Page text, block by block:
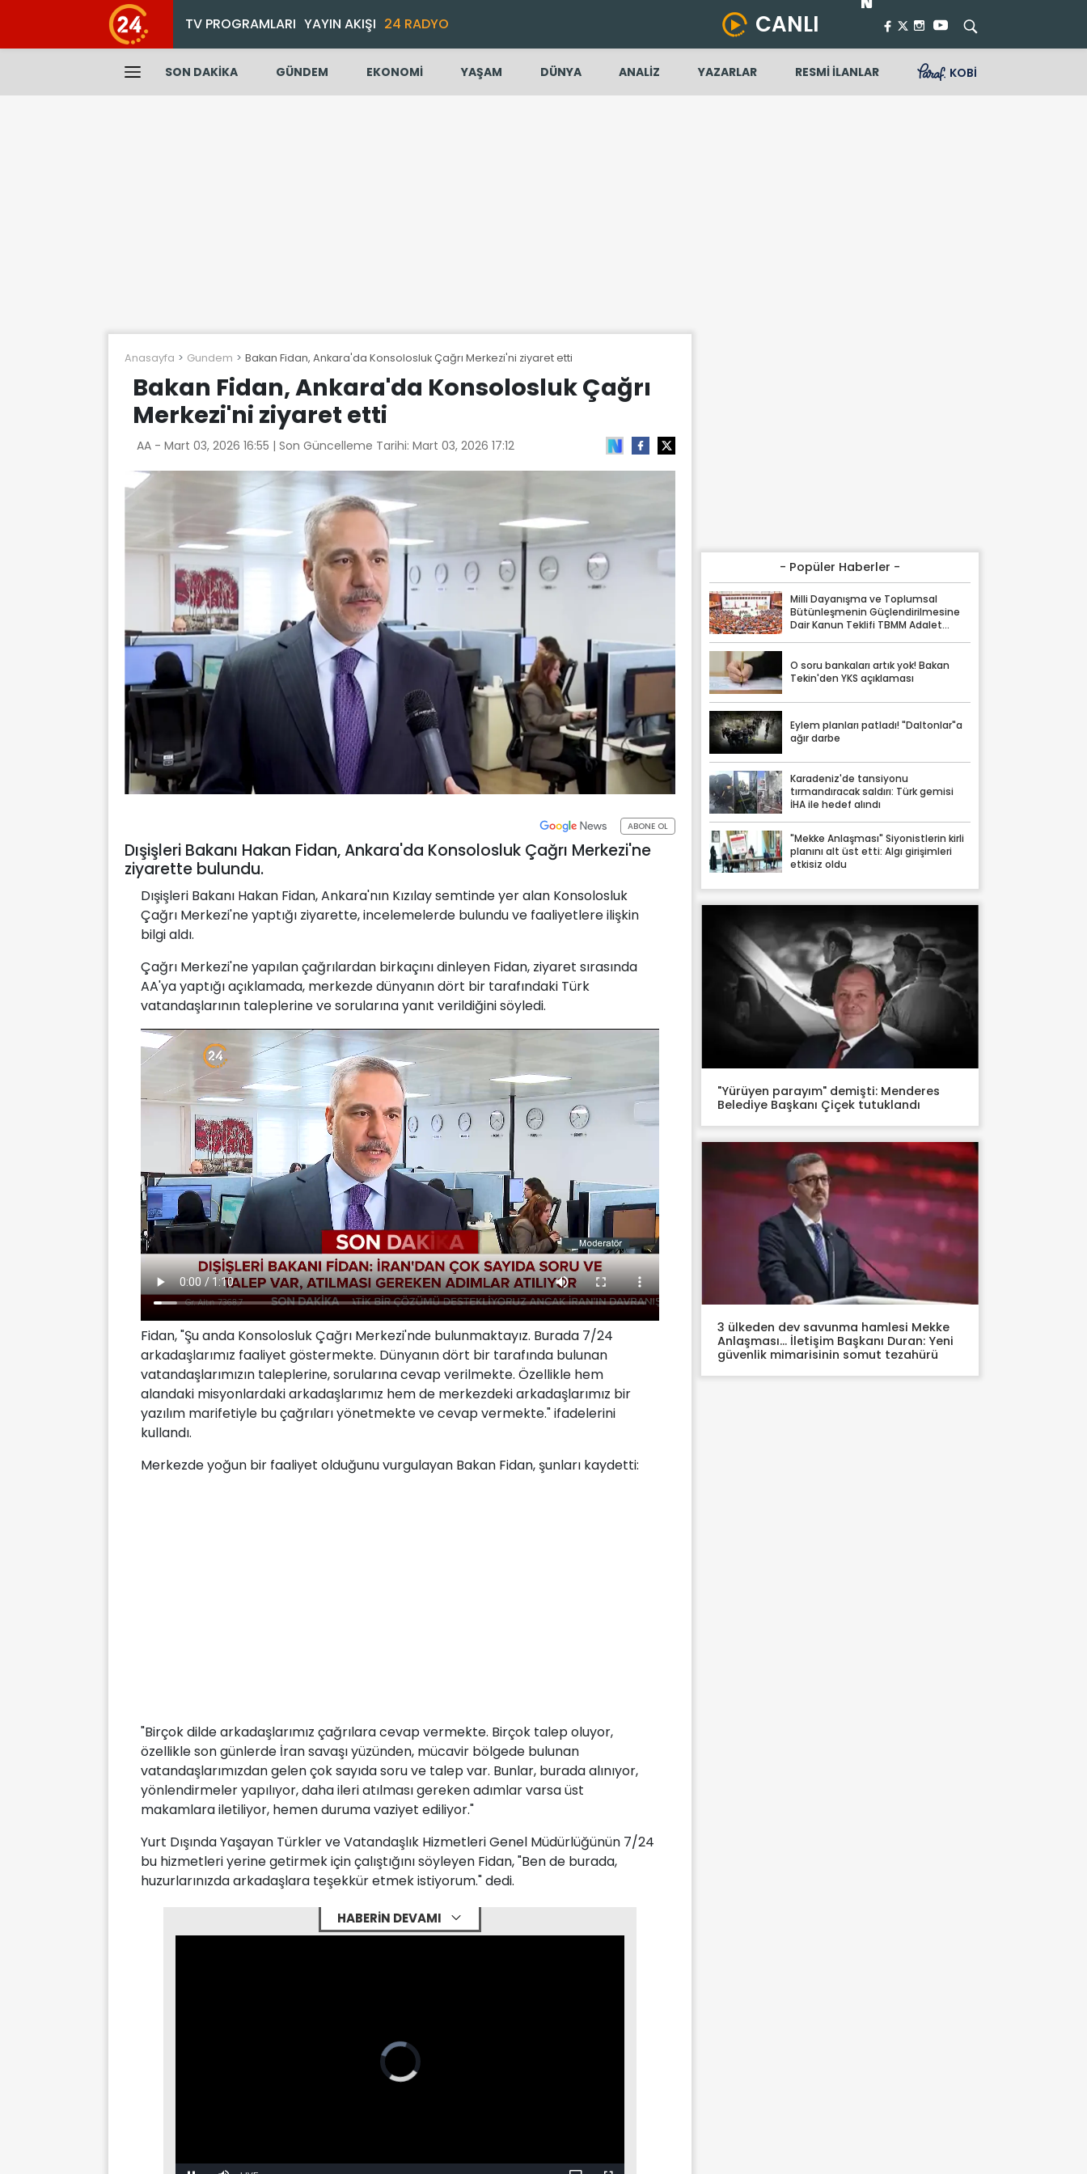
TV PROGRAMLARI YAYIN AKIŞI 24 RADYO CANLI
SON DAKİKA GÜNDEM EKONOMİ YAŞAM DÜNYA ANALİZ YAZARLAR RESMİ İLANLAR KOBİ
Anasayfa Gundem Bakan Fidan, Ankara'da Konsolosluk Çağrı Merkezi'ni ziyaret etti
Bakan Fidan, Ankara'da Konsolosluk Çağrı
Merkezi'ni ziyaret etti
AA - Mart 03, 2026 16:55 | Son Güncelleme Tarihi: Mart 03, 2026 17:12
ABONE OL
Dışişleri Bakanı Hakan Fidan, Ankara'da Konsolosluk Çağrı Merkezi'ne
ziyarette bulundu.
Dışişleri Bakanı Hakan Fidan, Ankara'nın Kızılay semtinde yer alan Konsolosluk
Çağrı Merkezi'ne yaptığı ziyarette, incelemelerde bulundu ve faaliyetlere ilişkin
bilgi aldı.
Çağrı Merkezi'ne yapılan çağrılardan birkaçını dinleyen Fidan, ziyaret sırasında
AA'ya yaptığı açıklamada, merkezde dünyanın dört bir tarafındaki Türk
vatandaşlarının taleplerine ve sorularına yanıt verildiğini söyledi.
Fidan, "Şu anda Konsolosluk Çağrı Merkezi'nde bulunmaktayız. Burada 7/24
arkadaşlarımız faaliyet göstermekte. Dünyanın dört bir tarafında bulunan
vatandaşlarımızın taleplerine, sorularına cevap verilmekte. Özellikle hem
alandaki misyonlardaki arkadaşlarımız hem de merkezdeki arkadaşlarımız bir
yazılım marifetiyle bu çağrıları yönetmekte ve cevap vermekte." ifadelerini
kullandı.
Merkezde yoğun bir faaliyet olduğunu vurgulayan Bakan Fidan, şunları kaydetti:
"Birçok dilde arkadaşlarımız çağrılara cevap vermekte. Birçok talep oluyor,
özellikle son günlerde İran savaşı yüzünden, mücavir bölgede bulunan
vatandaşlarımızdan gelen çok sayıda soru ve talep var. Bunlar, burada alınıyor,
yönlendirmeler yapılıyor, daha ileri atılması gereken adımlar varsa üst
makamlara iletiliyor, hemen duruma vaziyet ediliyor."
Yurt Dışında Yaşayan Türkler ve Vatandaşlık Hizmetleri Genel Müdürlüğünün 7/24
bu hizmetleri yerine getirmek için çalıştığını söyleyen Fidan, "Ben de burada,
huzurlarınızda arkadaşlara teşekkür etmek istiyorum." dedi.
HABERİN DEVAMI
- Popüler Haberler -
Milli Dayanışma ve Toplumsal
Bütünleşmenin Güçlendirilmesine
Dair Kanun Teklifi TBMM Adalet
O soru bankaları artık yok! Bakan
Tekin'den YKS açıklaması
Eylem planları patladı! "Daltonlar"a
ağır darbe
Karadeniz'de tansiyonu
tırmandıracak saldırı: Türk gemisi
İHA ile hedef alındı
"Mekke Anlaşması" Siyonistlerin kirli
planını alt üst etti: Algı girişimleri
etkisiz oldu
"Yürüyen parayım" demişti: Menderes
Belediye Başkanı Çiçek tutuklandı
3 ülkeden dev savunma hamlesi Mekke
Anlaşması… İletişim Başkanı Duran: Yeni
güvenlik mimarisinin somut tezahürü